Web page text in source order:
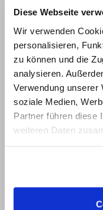
Diese Webseite
Wir verwenden
personalisieren,
zu können und die
analysieren.
Verwendung unserer
soziale Medien,
Partner führen diese
weiteren Daten
Signatur: RW
Datum: Mai